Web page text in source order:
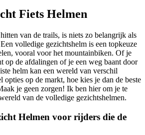
Fiets Helmen
van de trails, is niets zo belangrijk als
volledige gezichtshelm is een topkeuze
vooral voor het mountainbiken. Of je
op de afdalingen of je een weg baant door
helm kan een wereld van verschil
opties op de markt, hoe kies je dan de beste
je geen zorgen! Ik ben hier om je te
van de volledige gezichtshelmen.
Helmen voor rijders die de